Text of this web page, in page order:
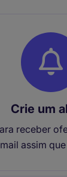
Crie um
receber
assim